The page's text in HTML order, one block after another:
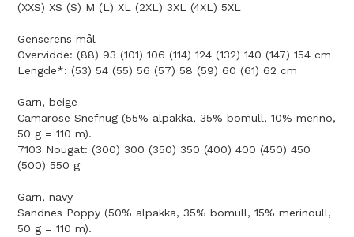
(XXS) XS (S) M (L) XL (2XL) 3XL (4XL) 5XL
Genserens mål
Overvidde: (88) 93 (101) 106 (114) 124 (132) 140 (147) 154 cm
Lengde*: (53) 54 (55) 56 (57) 58 (59) 60 (61) 62 cm
Garn, beige
Camarose Snefnug (55% alpakka, 35% bomull, 10% merino,
50 g = 110 m).
7103 Nougat: (300) 300 (350) 350 (400) 400 (450) 450
(500) 550 g
Garn, navy
Sandnes Poppy (50% alpakka, 35% bomull, 15% merinoull,
50 g = 110 m).